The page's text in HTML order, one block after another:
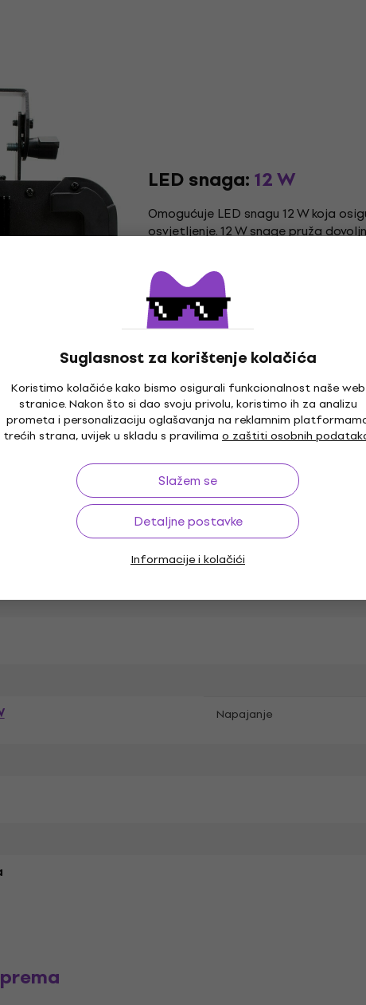
Suglasnost za korištenje kolačića
Koristimo kolačiće kako bismo osigurali funkcionalnost naše web
stranice. Nakon što si dao svoju privolu, koristimo ih za analizu
prometa i personalizaciju oglašavanja na reklamnim
trećih strana, uvijek u skladu s pravilima o zaštiti osobnih
Slažem se
Detaljne postavke
Informacije i kolačići
LED snaga:12 W
Omogućuje LED snagu 12 W koja
osvjetljenje. 12 W snage pruža
ADJ Rasvjetni efekti
Napajanje